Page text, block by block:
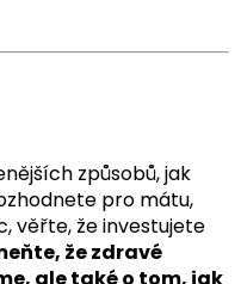
způsobů, jak
pro mátu,
věřte, že investujete
že zdravé